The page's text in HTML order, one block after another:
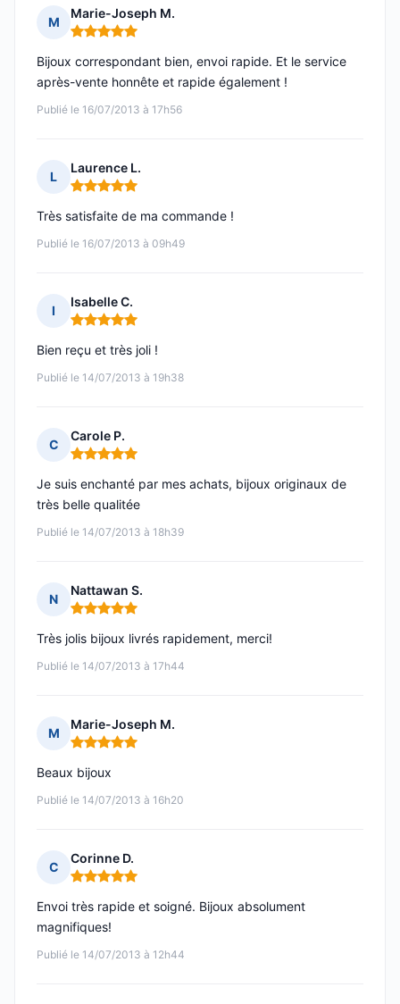
M
Marie-Joseph M.
Note : 5 sur 5
Publié le 16/07/2013 à 17h56
Bijoux correspondant bien, envoi rapide. Et le service
après-vente honnête et rapide également !
L
Laurence L.
Note : 5 sur 5
Publié le 16/07/2013 à 09h49
Très satisfaite de ma commande !
I
Isabelle C.
Note : 5 sur 5
Publié le 14/07/2013 à 19h38
Bien reçu et très joli !
C
Carole P.
Note : 5 sur 5
Publié le 14/07/2013 à 18h39
Je suis enchanté par mes achats, bijoux originaux de
très belle qualitée
N
Nattawan S.
Note : 5 sur 5
Publié le 14/07/2013 à 17h44
Très jolis bijoux livrés rapidement, merci!
M
Marie-Joseph M.
Note : 5 sur 5
Publié le 14/07/2013 à 16h20
Beaux bijoux
C
Corinne D.
Note : 5 sur 5
Publié le 14/07/2013 à 12h44
Envoi très rapide et soigné. Bijoux absolument
magnifiques!